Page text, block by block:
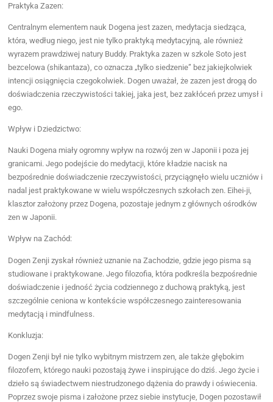
Praktyka Zazen:
Centralnym elementem nauk Dogena jest zazen, medytacja siedząca,
która, według niego, jest nie tylko praktyką medytacyjną, ale również
wyrazem prawdziwej natury Buddy. Praktyka zazen w szkole Soto jest
bezcelowa (shikantaza), co oznacza „tylko siedzenie” bez jakiejkolwiek
intencji osiągnięcia czegokolwiek. Dogen uważał, że zazen jest drogą do
doświadczenia rzeczywistości takiej, jaka jest, bez zakłóceń przez umysł i
ego.
Wpływ i Dziedzictwo:
Nauki Dogena miały ogromny wpływ na rozwój zen w Japonii i poza jej
granicami. Jego podejście do medytacji, które kładzie nacisk na
bezpośrednie doświadczenie rzeczywistości, przyciągnęło wielu uczniów i
nadal jest praktykowane w wielu współczesnych szkołach zen. Eihei-ji,
klasztor założony przez Dogena, pozostaje jednym z głównych ośrodków
zen w Japonii.
Wpływ na Zachód:
Dogen Zenji zyskał również uznanie na Zachodzie, gdzie jego pisma są
studiowane i praktykowane. Jego filozofia, która podkreśla bezpośrednie
doświadczenie i jedność życia codziennego z duchową praktyką, jest
szczególnie ceniona w kontekście współczesnego zainteresowania
medytacją i mindfulness.
Konkluzja:
Dogen Zenji był nie tylko wybitnym mistrzem zen, ale także głębokim
filozofem, którego nauki pozostają żywe i inspirujące do dziś. Jego życie i
dzieło są świadectwem niestrudzonego dążenia do prawdy i oświecenia.
Poprzez swoje pisma i założone przez siebie instytucje, Dogen pozostawił